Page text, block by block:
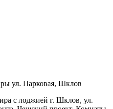
ул. Парковая, Шклов
с лоджией г. Шклов, ул.